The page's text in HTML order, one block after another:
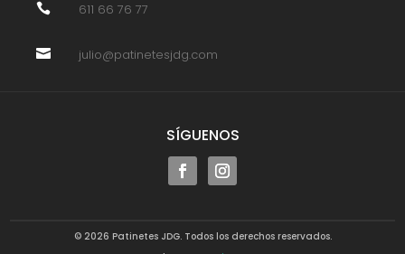
 611 66 76 77
 julio@patinetesjdg.com
SÍGUENOS
© 2026 Patinetes JDG. Todos los derechos reservados.